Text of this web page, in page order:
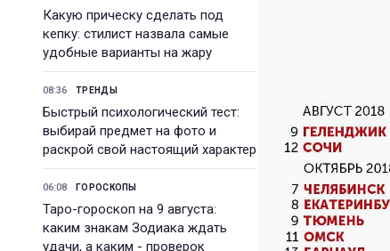
Какую прическу сделать под
кепку: стилист назвала самые
удобные варианты на жару
08:36 ТРЕНДЫ
Быстрый психологический тест:
выбирай предмет на фото и
раскрой свой настоящий характер
06:08 ГОРОСКОПЫ
Таро-гороскоп на 9 августа:
каким знакам Зодиака ждать
удачи, а каким - проверок